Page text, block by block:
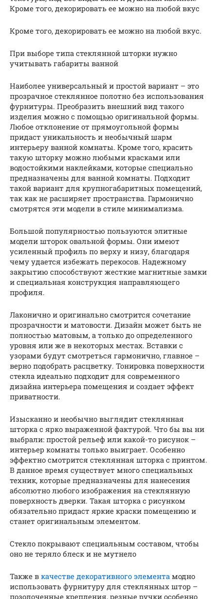
Кроме того, декорировать ее можно на любой вкус
Кроме того, декорировать ее можно на любой вкус.
При выборе типа стеклянной шторки нужно
учитывать габариты ванной
Наиболее универсальный и простой вариант – это
прозрачное стеклянное полотно без использования
фурнитуры. Преобразить внешний вид такого
изделия можно с помощью оригинальной формы.
Любое отклонение от прямоугольной формы
придаст уникальность и необычный шарм
интерьеру ванной комнаты. Кроме того, красить
такую шторку можно любыми красками или
водостойкими наклейками, которые специально
предназначены для ванной комнаты. Подходит
такой вариант для крупногабаритных помещений,
так как не расширяет пространства. Гармонично
смотрятся эти модели в стиле минимализма.
Большой популярностью пользуются элитные
модели шторок овальной формы. Они имеют
усиленный профиль по верху и низу, благодаря
чему удается избежать перекосов. Надежному
закрытию способствуют жесткие магнитные замки
и специальная конструкция направляющего
профиля.
Лаконично и оригинально смотрится сочетание
прозрачности и матовости. Дизайн может быть не
полностью матовым, а только до определенного
уровня или же в некоторых местах. Вставки с
узорами будут смотреться гармонично, главное –
верно подобрать расцветку. Тонировка поверхности
стекла идеально подходит для современного
дизайна интерьера помещения и создает эффект
приватности.
Изысканно и необычно выглядит стеклянная
шторка с ярко выраженной фактурой. Что бы вы ни
выбрали: простой рельеф или какой-то рисунок –
интерьер комнаты только выиграет. Особенно
эффектно смотрится стеклянная шторка с принтом.
В данное время существует много специальных
техник, которые предназначены для нанесения
абсолютно любого изображения на стеклянную
поверхность дверки. Такая шторка с рисунком
обязательно придаст яркие краски помещению и
станет оригинальным элементом.
Стекло покрывают специальным составом, чтобы
оно не теряло блеск и не мутнело
Также в качестве декоративного элемента модно
использовать фурнитуру для стеклянных штор –
позолоченные крепления, резные ручки особенно